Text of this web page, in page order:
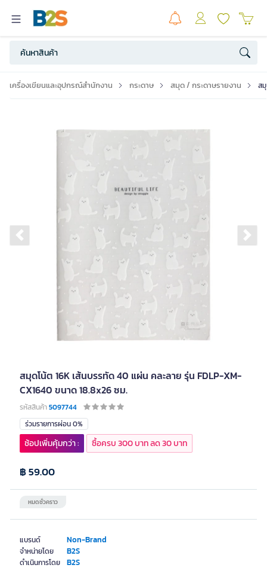
เครื่องเขียนและอุปกรณ์สำนักงาน กระดาษ สมุด / กระดาษรายงาน ส
Previous slide
สมุดโน้ต 16K เส้นบรรทัด 40 แผ่น คละลาย รุ่น FDLP-XM-
CX1640 ขนาด 18.8x26 ซม.
รหัสสินค้า5097744
แบรนด์ Non-Brand
จำหน่ายโดย B2S
ดำเนินการโดย B2S
ร่วมรายการผ่อน 0%
หมดชั่วคราว
฿ 59.00
ช้อปเพิ่มคุ้มกว่า : ซื้อครบ 300 บาท ลด 30 บาท